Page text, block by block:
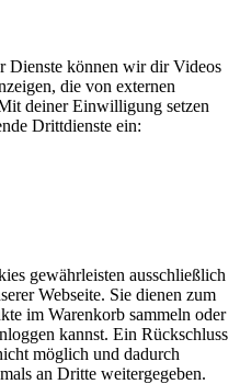
Dienste können wir dir Videos
die von externen
deiner Einwilligung setzen
Drittdienste ein:
gewährleisten ausschließlich
Webseite. Sie dienen zum
im Warenkorb sammeln oder
kannst. Ein Rückschluss
möglich und dadurch
an Dritte weitergegeben.